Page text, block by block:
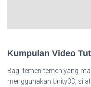
Kumpulan Video
Bagi temen-temen yang
menggunakan Unity3D,